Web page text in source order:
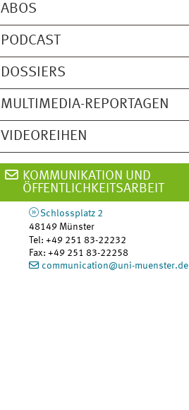
ABOS
PODCAST
DOSSIERS
MULTIMEDIA-REPORTAGEN
VIDEOREIHEN
KOMMUNIKATION UND
ÖFFENTLICHKEITSARBEIT
Schlossplatz 2
48149 Münster
Tel:+49 251 83-22232
Fax:+49 251 83-22258
communication@uni-muenster.de